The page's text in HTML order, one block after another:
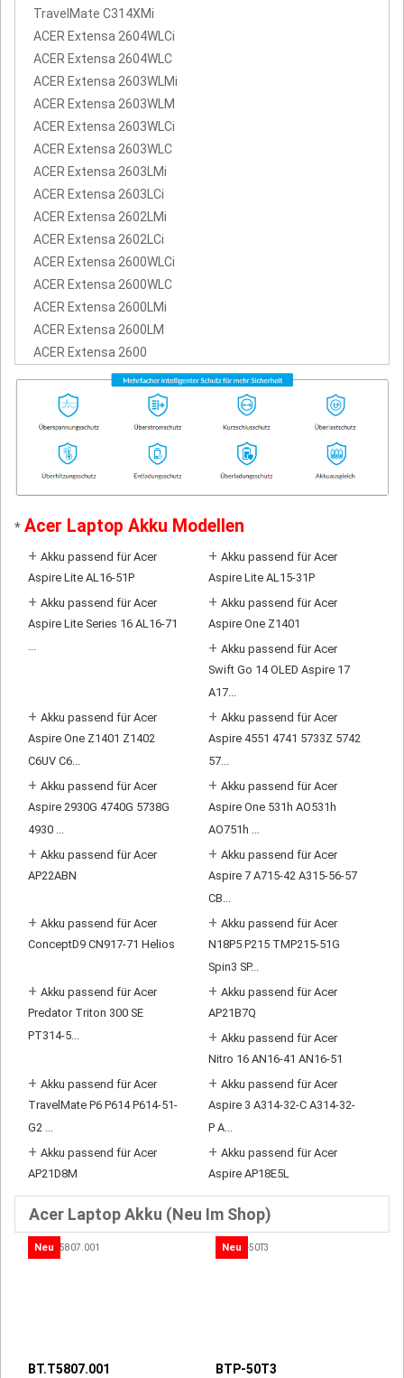
TravelMate C314XMi
ACER Extensa 2604WLCi
ACER Extensa 2604WLC
ACER Extensa 2603WLMi
ACER Extensa 2603WLM
ACER Extensa 2603WLCi
ACER Extensa 2603WLC
ACER Extensa 2603LMi
ACER Extensa 2603LCi
ACER Extensa 2602LMi
ACER Extensa 2602LCi
ACER Extensa 2600WLCi
ACER Extensa 2600WLC
ACER Extensa 2600LMi
ACER Extensa 2600LM
ACER Extensa 2600
* Acer Laptop Akku Modellen
+ Akku passend für Acer
Aspire Lite AL16-51P
+ Akku passend für Acer
Aspire Lite AL15-31P
+ Akku passend für Acer
Aspire Lite Series 16 AL16-71
...
+ Akku passend für Acer
Aspire One Z1401
+ Akku passend für Acer
Swift Go 14 OLED Aspire 17
A17...
+ Akku passend für Acer
Aspire One Z1401 Z1402
C6UV C6...
+ Akku passend für Acer
Aspire 4551 4741 5733Z 5742
57...
+ Akku passend für Acer
Aspire 2930G 4740G 5738G
4930 ...
+ Akku passend für Acer
Aspire One 531h AO531h
AO751h ...
+ Akku passend für Acer
AP22ABN
+ Akku passend für Acer
Aspire 7 A715-42 A315-56-57
CB...
+ Akku passend für Acer
ConceptD9 CN917-71 Helios
+ Akku passend für Acer
N18P5 P215 TMP215-51G
Spin3 SP...
+ Akku passend für Acer
Predator Triton 300 SE
PT314-5...
+ Akku passend für Acer
AP21B7Q
+ Akku passend für Acer
Nitro 16 AN16-41 AN16-51
+ Akku passend für Acer
TravelMate P6 P614 P614-51-
G2 ...
+ Akku passend für Acer
Aspire 3 A314-32-C A314-32-
P A...
+ Akku passend für Acer
AP21D8M
+ Akku passend für Acer
Aspire AP18E5L
Acer Laptop Akku (Neu Im Shop)
Neu
BT.T5807.001
Neu
BTP-50T3